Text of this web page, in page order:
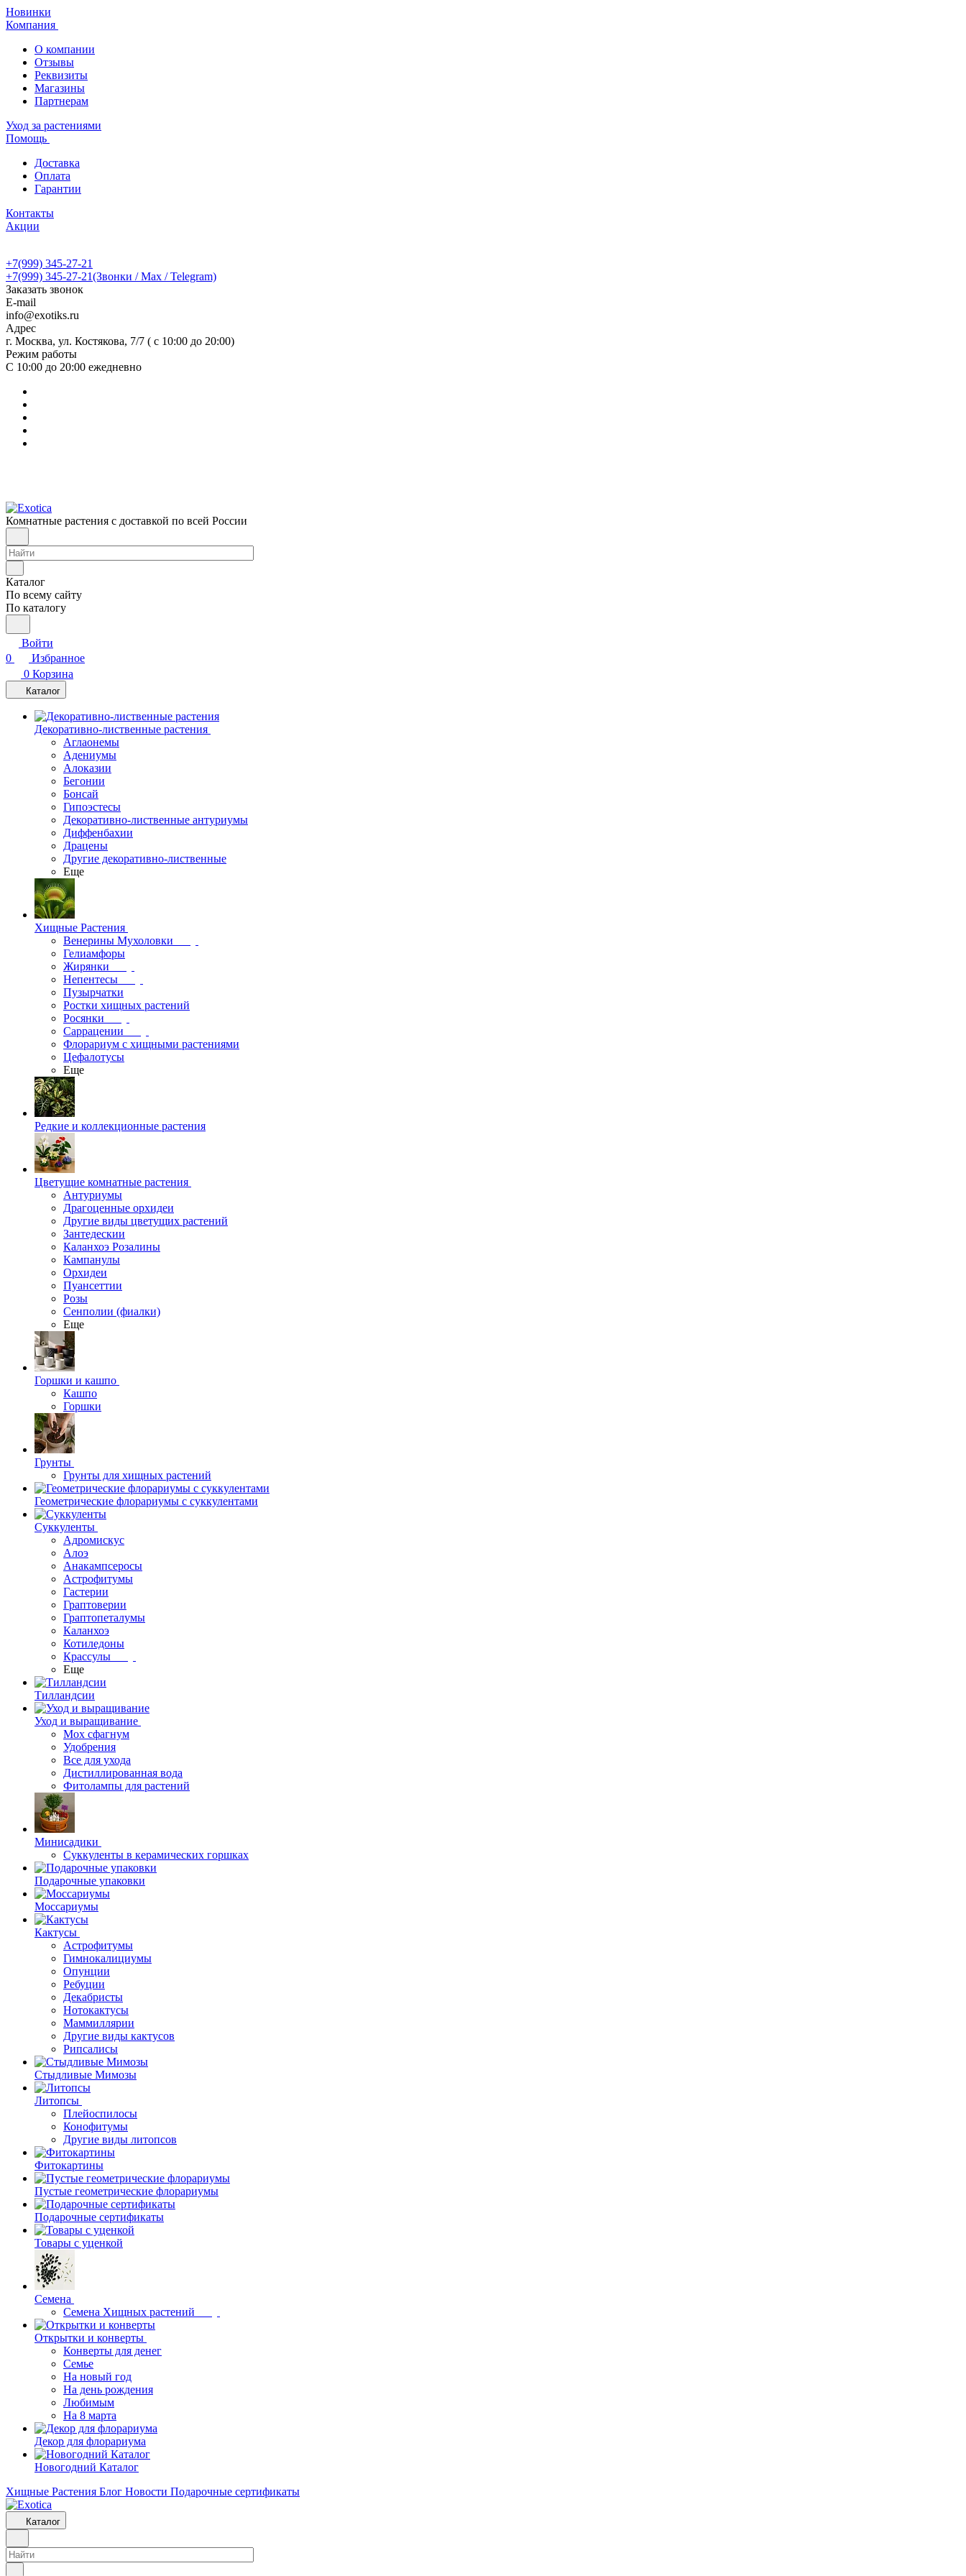
Новинки
Компания
О компании
Отзывы
Реквизиты
Магазины
Партнерам
Уход за растениями
Помощь
Доставка
Оплата
Гарантии
Контакты
Акции
+7(999) 345-27-21
+7(999) 345-27-21(Звонки / Max / Telegram)
Заказать звонок
E-mail
info@exotiks.ru
Адрес
г. Москва, ул. Костякова, 7/7 ( с 10:00 до 20:00)
Режим работы
С 10:00 до 20:00 ежедневно
Комнатные растения с доставкой по всей России
Каталог
По всему сайту
По каталогу
Войти
0
Избранное
0 Корзина
Каталог
Декоративно-лиственные растения
Аглаонемы
Адениумы
Алоказии
Бегонии
Бонсай
Гипоэстесы
Декоративно-лиственные антуриумы
Диффенбахии
Драцены
Другие декоративно-лиственные
Еще
Хищные Растения
Венерины Мухоловки
Гелиамфоры
Жирянки
Непентесы
Пузырчатки
Ростки хищных растений
Росянки
Саррацении
Флорариум с хищными растениями
Цефалотусы
Еще
Редкие и коллекционные растения
Цветущие комнатные растения
Антуриумы
Драгоценные орхидеи
Другие виды цветущих растений
Зантедескии
Каланхоэ Розалины
Кампанулы
Орхидеи
Пуансеттии
Розы
Сенполии (фиалки)
Еще
Горшки и кашпо
Кашпо
Горшки
Грунты
Грунты для хищных растений
Геометрические флорариумы с суккулентами
Суккуленты
Адромискус
Алоэ
Анакампсеросы
Астрофитумы
Гастерии
Граптоверии
Граптопеталумы
Каланхоэ
Котиледоны
Крассулы
Еще
Тилландсии
Уход и выращивание
Мох сфагнум
Удобрения
Все для ухода
Дистиллированная вода
Фитолампы для растений
Минисадики
Суккуленты в керамических горшках
Подарочные упаковки
Моссариумы
Кактусы
Астрофитумы
Гимнокалициумы
Опунции
Ребуции
Декабристы
Нотокактусы
Маммиллярии
Другие виды кактусов
Рипсалисы
Стыдливые Мимозы
Литопсы
Плейоспилосы
Конофитумы
Другие виды литопсов
Фитокартины
Пустые геометрические флорариумы
Подарочные сертификаты
Товары с уценкой
Семена
Семена Хищных растений
Открытки и конверты
Конверты для денег
Семье
На новый год
На день рождения
Любимым
На 8 марта
Декор для флорариума
Новогодний Каталог
Хищные Растения Блог Новости Подарочные сертификаты
Каталог